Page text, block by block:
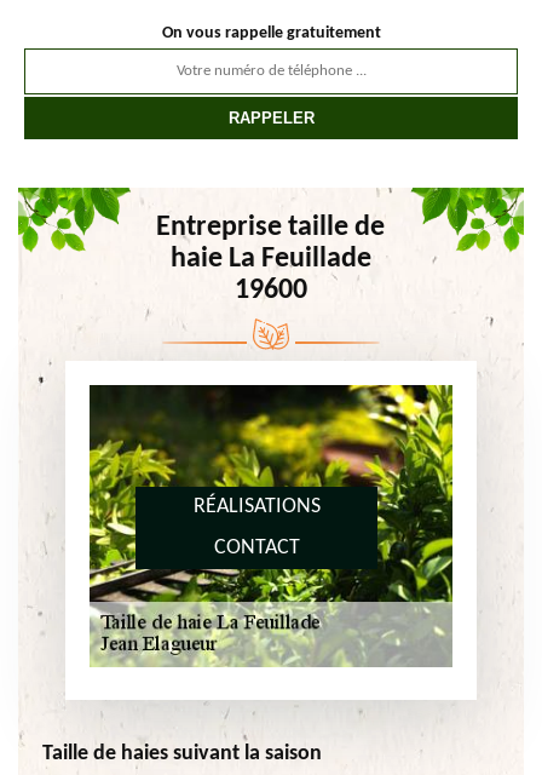
RÉALISATIONS
CONTACT
On vous rappelle gratuitement
Entreprise taille de
haie La Feuillade
19600
Taille de haies suivant la saison